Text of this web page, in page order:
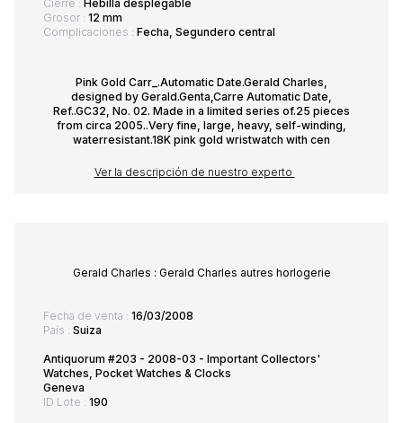
Cierre : Hebilla desplegable
Grosor : 12 mm
Complicaciones : Fecha, Segundero central
Pink Gold Carr_.Automatic Date.Gerald Charles,
designed by Gerald.Genta,Carre Automatic Date,
Ref..GC32, No. 02. Made in a limited series of.25 pieces
from circa 2005..Very fine, large, heavy, self-winding,
waterresistant.18K pink gold wristwatch with cen
Ver la descripción de nuestro experto
Gerald Charles : Gerald Charles autres horlogerie
Fecha de venta : 16/03/2008
País : Suiza
Antiquorum #203 - 2008-03 - Important Collectors'
Watches, Pocket Watches & Clocks
Geneva
ID Lote : 190